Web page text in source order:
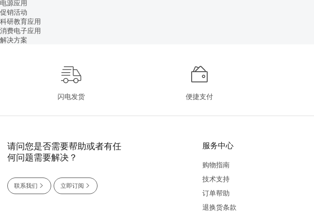
电源应用
促销活动
科研教育应用
消费电子应用
解决方案
闪电发货 便捷支付
请问您是否需要帮助或者有任
何问题需要解决？
联系我们 立即订阅
服务中心
购物指南
技术支持
订单帮助
退换货条款